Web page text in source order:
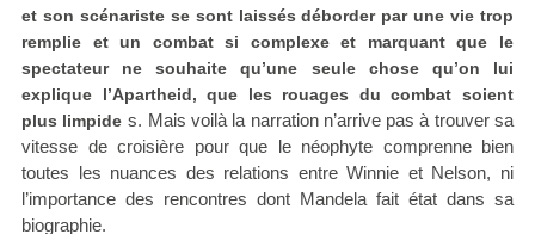
et son scénariste se sont laissés déborder par une vie trop
remplie et un combat si complexe et marquant que le
spectateur ne souhaite qu’une seule chose qu’on lui
explique l’Apartheid, que les rouages du combat soient
plus limpide s. Mais voilà la narration n’arrive pas à trouver sa
vitesse de croisière pour que le néophyte comprenne bien
toutes les nuances des relations entre Winnie et Nelson, ni
l’importance des rencontres dont Mandela fait état dans sa
biographie.